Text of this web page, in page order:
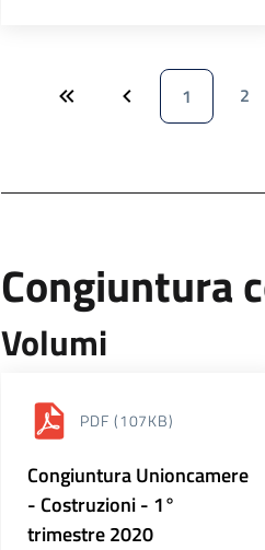
1 2
Congiuntura
Volumi
PDF (107KB)
Congiuntura Unioncamere
- Costruzioni - 1°
trimestre 2020